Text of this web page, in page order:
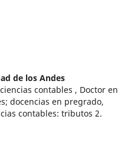
de los Andes
contables , Doctor en
docencias en pregrado,
contables: tributos 2.